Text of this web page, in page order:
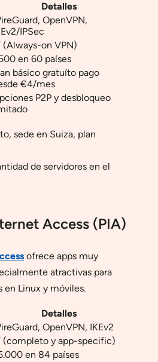
Detalles
OpenVPN,
IPSec
(Always-on VPN)
en 60 países
básico gratuíto pago
€4/mes
P2P y desbloqueo
sede en Suiza, plan
de servidores en el
Access (PIA)
ofrece apps muy
atractivas para
en Linux y móviles.
Detalles
OpenVPN, IKEv2
(completo y app-specific)
en 84 países